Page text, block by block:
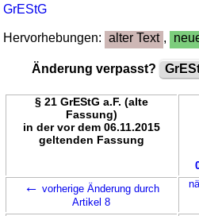
GrEStG
Hervorhebungen: alter Text ,
Änderung verpasst?
§ 21 GrEStG a.F. (alte
Fassung)
in der vor dem 06.11.2015
geltenden Fassung
← vorherige Änderung durch
Artikel 8